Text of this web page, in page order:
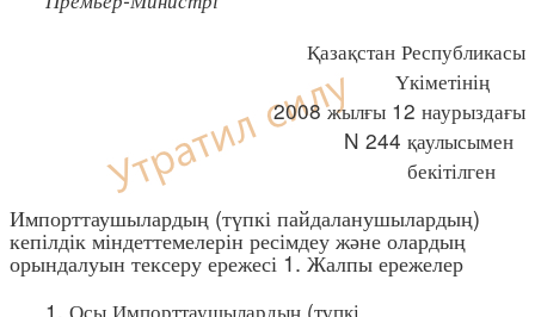
Қазақстан Республикасы
Үкіметінің
2008 жылғы 12 наурыздағы
N 244 қаулысымен
бекітілген
Импорттаушылардың (түпкі пайдаланушылардың)
кепілдік міндеттемелерін ресімдеу және олардың
орындалуын тексеру ережесі 1. Жалпы ережелер
1. Осы Импорттаушылардың (түпкі